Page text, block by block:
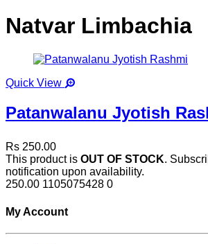
Natvar Limbachia
Quick View
Patanwalanu Jyotish
Rs 250.00
This product is OUT OF STOCK.
notification upon availability.
250.00 1105075428 0
My Account